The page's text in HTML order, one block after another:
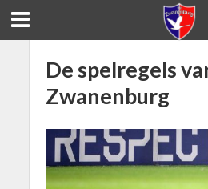
De spelregels
Zwanenburg